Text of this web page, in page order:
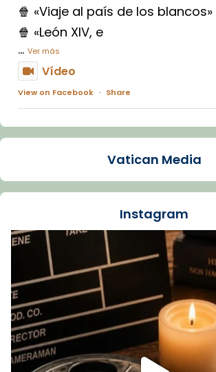
🍿 «Viaje al país de los blancos»
🍿 «León XIV, e
... Ver más
Vídeo
View on Facebook · Share
Arquebisbat de Barcelona
La Carmina va patir depressió.
dos mesos, a l'Estadi Lluís
Recupera l'entrevista comp
tican News 👇
www.vaticannews.va/es/iglesia/
07/carmina-historia-depresion-
espana-testimoni...
Foto
View on Facebook · Share
Vatican Media
Instagram